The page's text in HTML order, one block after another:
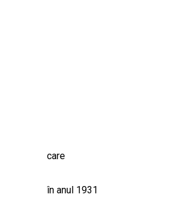
care
în anul 1931